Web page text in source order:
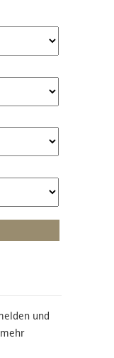
und